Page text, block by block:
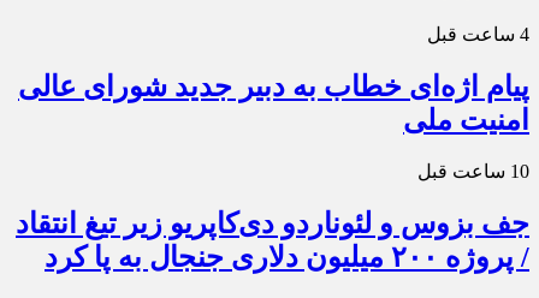
4 ساعت قبل
پیام اژه‌ای خطاب به دبیر جدید شورای عالی
امنیت ملی
10 ساعت قبل
جف بزوس و لئوناردو دی‌کاپریو زیر تیغ انتقاد
/ پروژه ۲۰۰ میلیون دلاری جنجال به پا کرد